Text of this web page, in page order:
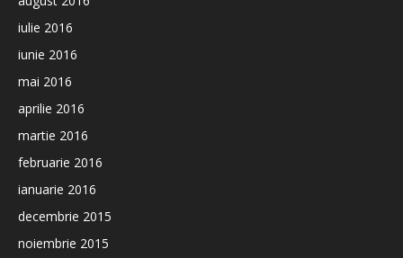
iulie 2016
iunie 2016
mai 2016
aprilie 2016
martie 2016
februarie 2016
ianuarie 2016
decembrie 2015
noiembrie 2015